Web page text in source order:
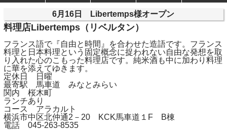
6月16日 Libertemps様オープン
料理店Libertemps（リベルタン）
フランス語で『自由と時間』を合わせた造語です。フランス
料理と日本料理という固定概念に捉われない自由な発想を取
り入れた心のこもった料理店です。純米酒も中に加わり料理
に華を添えてゆきます。
定休日 日曜
最寄駅 馬車道 みなとみらい
関内 桜木町
ランチあり
コース アラカルト
横浜市中区北仲通2－20 KCK馬車道１F B棟
電話 045‐263‐8535